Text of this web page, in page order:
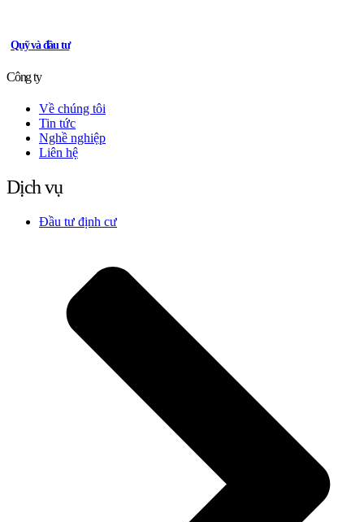
Quỹ và đầu tư
Công ty
Về chúng tôi
Tin tức
Nghề nghiệp
Liên hệ
Dịch vụ
Đầu tư định cư